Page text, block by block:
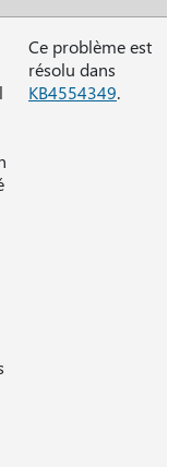
Ce problème est
résolu dans
KB4554349.